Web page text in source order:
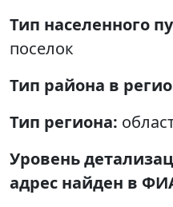
Тип населенного
поселок
Тип района в
Тип региона:
Уровень
адрес найден в